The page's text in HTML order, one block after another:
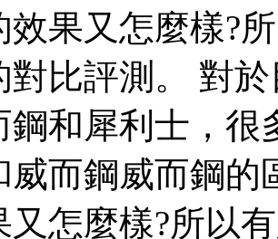
效果又怎麼樣?
對比評測。 對
鋼和犀利士，
威而鋼威而鋼
又怎麼樣?所以